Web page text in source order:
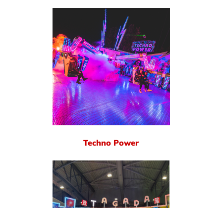
Techno Power